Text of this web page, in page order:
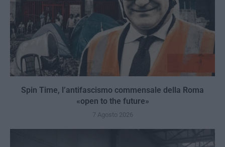
Spin Time, l’antifascismo commensale della Roma
«open to the future»
7 Agosto 2026